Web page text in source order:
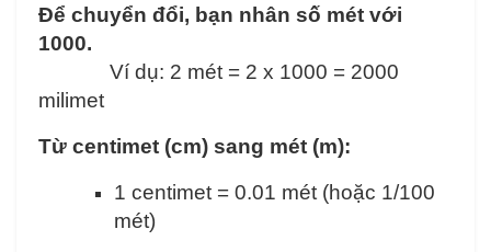
Để chuyển đổi, bạn nhân số mét với
1000.
Ví dụ: 2 mét = 2 x 1000 = 2000
milimet
Từ centimet (cm) sang mét (m):
1 centimet = 0.01 mét (hoặc 1/100
mét)